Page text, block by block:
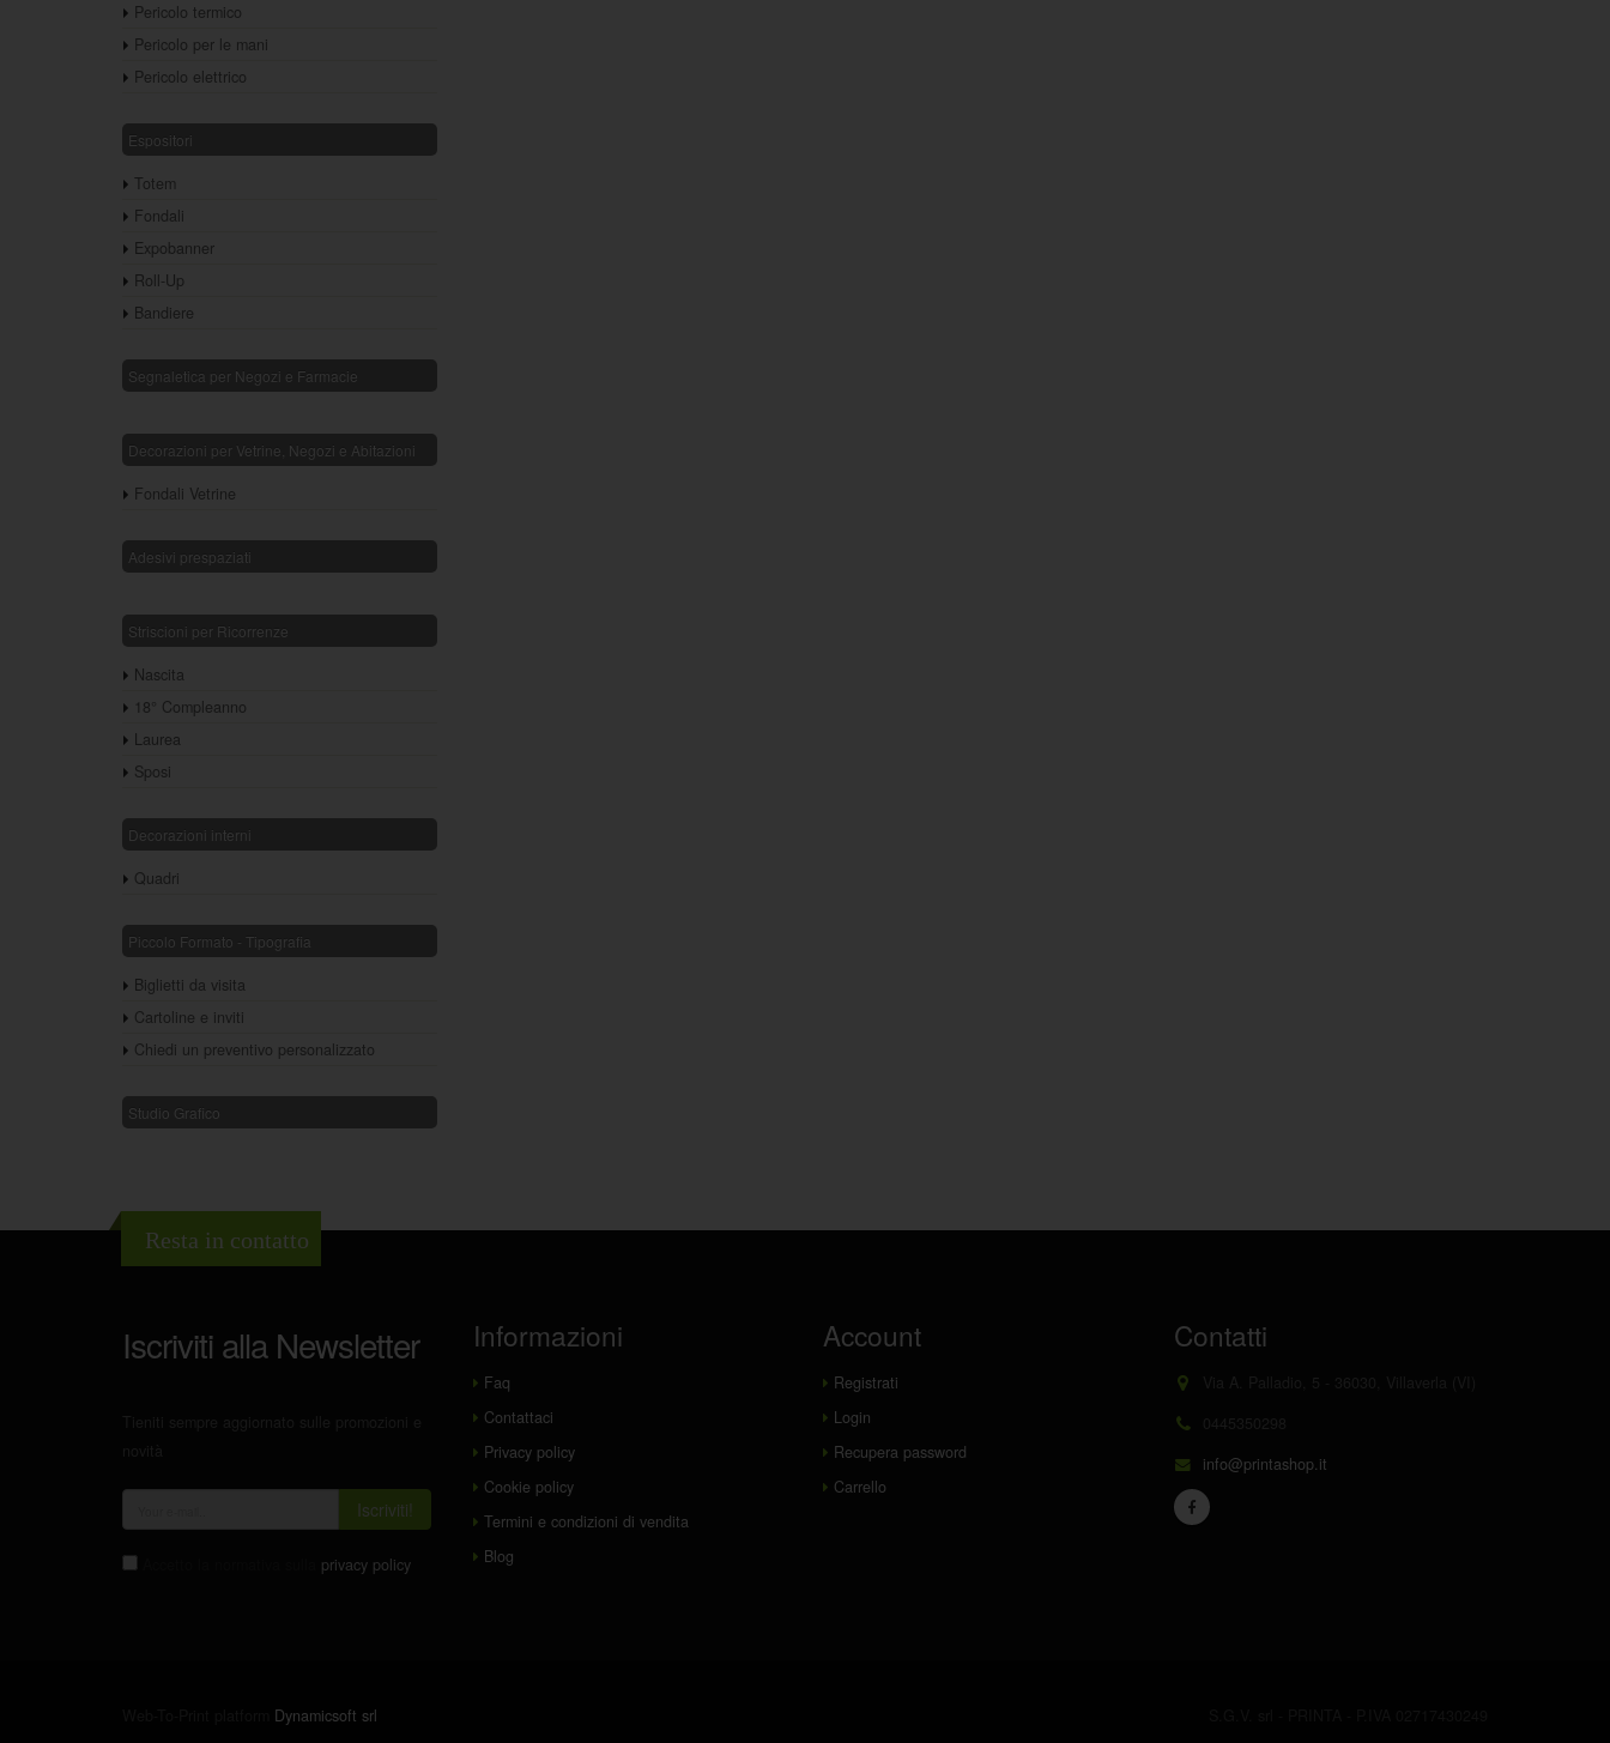
Pericolo termico
Pericolo per le mani
Pericolo elettrico
Espositori
Totem
Fondali
Expobanner
Roll-Up
Bandiere
Segnaletica per Negozi e Farmacie
Decorazioni per Vetrine, Negozi e Abitazioni
Fondali Vetrine
Adesivi prespaziati
Striscioni per Ricorrenze
Nascita
18° Compleanno
Laurea
Sposi
Decorazioni interni
Quadri
Piccolo Formato - Tipografia
Biglietti da visita
Cartoline e inviti
Chiedi un preventivo personalizzato
Studio Grafico
Resta in contatto
Iscriviti alla Newsletter
Iscriviti!
privacy policy
Informazioni
Faq
Contattaci
Privacy policy
Cookie policy
Termini e condizioni di vendita
Blog
Account
Registrati
Login
Recupera password
Carrello
Contatti
info@printashop.it
Dynamicsoft srl